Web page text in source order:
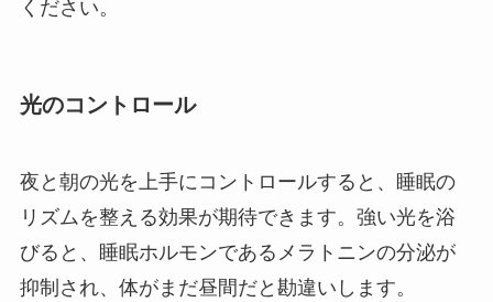
ください。
光のコントロール
夜と朝の光を上手にコントロールすると、睡眠の
リズムを整える効果が期待できます。強い光を浴
びると、睡眠ホルモンであるメラトニンの分泌が
抑制され、体がまだ昼間だと勘違いします。